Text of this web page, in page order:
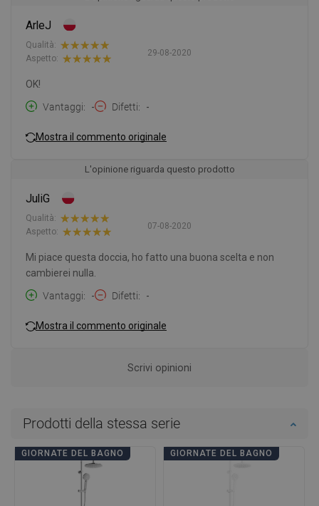
ArleJ
29-08-2020
Qualità:
Aspetto:
OK!
Vantaggi
- Difetti -
Mostra il commento originale
L'opinione riguarda questo prodotto
JuliG
07-08-2020
Qualità:
Aspetto:
Mi piace questa doccia, ho fatto una buona scelta e non
cambierei nulla.
Vantaggi
- Difetti -
Mostra il commento originale
Scrivi opinioni
Prodotti della stessa serie
GIORNATE DEL BAGNO GIORNATE DEL BAGNO